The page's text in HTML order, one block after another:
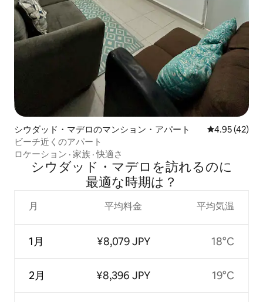
シウダッド・マデロのマンション・アパート レビュー42
4.95 (42)
ビーチ近くのアパート
ロケーション · 家族 ·快適さ
シウダッド・マデロを訪⁠れ⁠るの⁠に
最⁠適⁠な時⁠期⁠は⁠？
月
1月
2月
平均料金
¥8,079 JPY
¥8,396 JPY
平均気温
18°C
19°C